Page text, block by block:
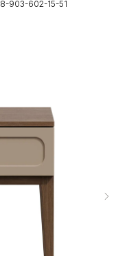
8-903-602-15-51